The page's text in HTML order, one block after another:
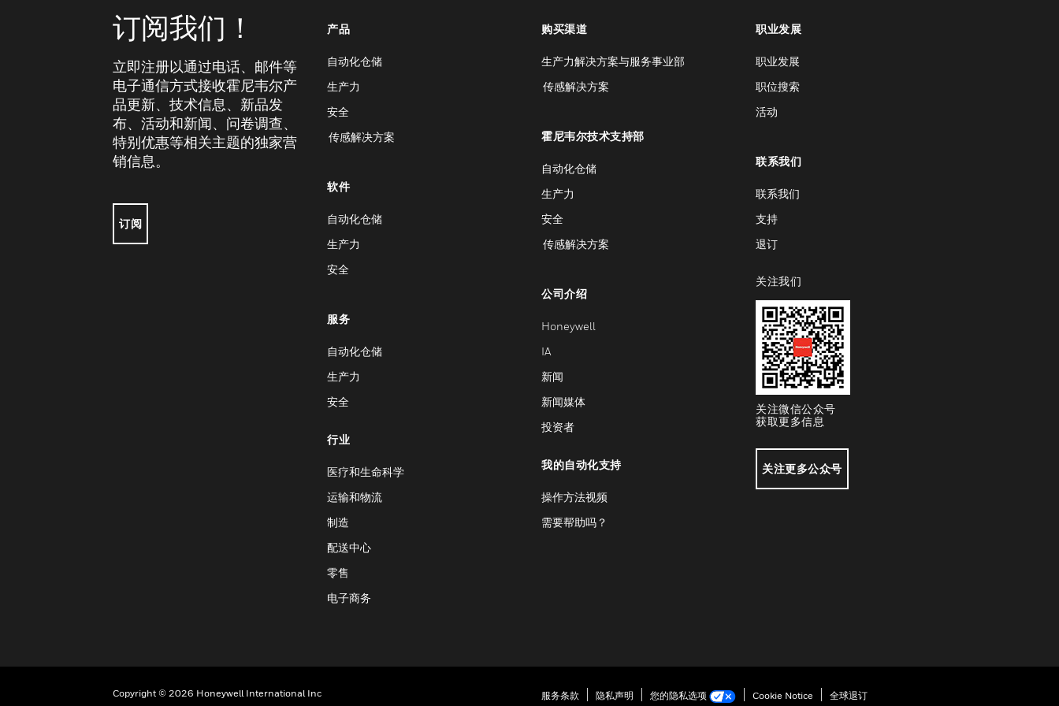
订阅我们！
立即注册以通过电话、邮件等
电子通信方式接收霍尼韦尔产
品更新、技术信息、新品发
布、活动和新闻、问卷调查、
特别优惠等相关主题的独家营
销信息。
订阅
产品
自动化仓储
生产力
安全
传感解决方案
软件
自动化仓储
生产力
安全
服务
自动化仓储
生产力
安全
行业
医疗和生命科学
运输和物流
制造
配送中心
零售
电子商务
购买渠道
生产力解决方案与服务事业部
传感解决方案
霍尼韦尔技术支持部
自动化仓储
生产力
安全
传感解决方案
公司介绍
Honeywell
IA
新闻
新闻媒体
投资者
我的自动化支持
操作方法视频
需要帮助吗？
职业发展
职业发展
职位搜索
活动
联系我们
联系我们
支持
退订
关注我们
关注微信公众号
获取更多信息
关注更多公众号
Copyright © 2026 Honeywell International Inc 服务条款 隐私声明 您的隐私选项 Cookie Notice 全球退订